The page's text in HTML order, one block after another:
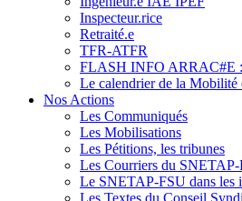
Inspecteur.rice
Retraité.e
TFR-ATFR
FLASH INFO ARRAC#E :
Le calendrier de la Mobilité
Nos Actions
Les Communiqués
Les Mobilisations
Les Pétitions, les tribunes
Les Courriers du
Le SNETAP-FSU dans les
Les Textes du Conseil